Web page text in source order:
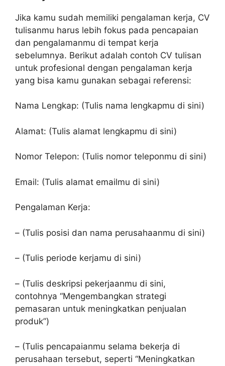
Jika kamu sudah memiliki pengalaman kerja, CV
tulisanmu harus lebih fokus pada pencapaian
dan pengalamanmu di tempat kerja
sebelumnya. Berikut adalah contoh CV tulisan
untuk profesional dengan pengalaman kerja
yang bisa kamu gunakan sebagai referensi:
Nama Lengkap: (Tulis nama lengkapmu di sini)
Alamat: (Tulis alamat lengkapmu di sini)
Nomor Telepon: (Tulis nomor teleponmu di sini)
Email: (Tulis alamat emailmu di sini)
Pengalaman Kerja:
– (Tulis posisi dan nama perusahaanmu di sini)
– (Tulis periode kerjamu di sini)
– (Tulis deskripsi pekerjaanmu di sini,
contohnya “Mengembangkan strategi
pemasaran untuk meningkatkan penjualan
produk”)
– (Tulis pencapaianmu selama bekerja di
perusahaan tersebut, seperti “Meningkatkan